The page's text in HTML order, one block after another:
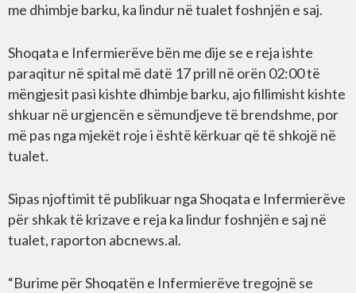
me dhimbje barku, ka lindur në tualet foshnjën e saj.
Shoqata e Infermierëve bën me dije se e reja ishte
paraqitur në spital më datë 17 prill në orën 02:00 të
mëngjesit pasi kishte dhimbje barku, ajo fillimisht kishte
shkuar në urgjencën e sëmundjeve të brendshme, por
më pas nga mjekët roje i është kërkuar që të shkojë në
tualet.
Sipas njoftimit të publikuar nga Shoqata e Infermierëve
për shkak të krizave e reja ka lindur foshnjën e saj në
tualet, raporton abcnews.al.
“Burime për Shoqatën e Infermierëve tregojnë se